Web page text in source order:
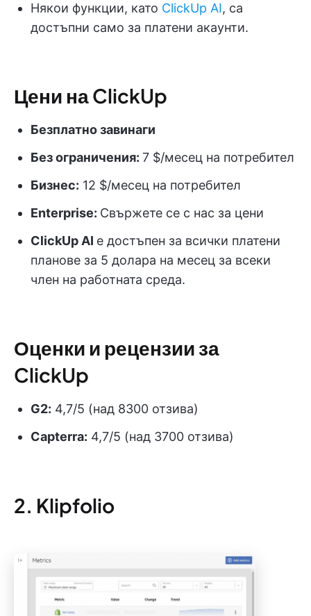
Някои функции, като ClickUp AI, са
достъпни само за платени акаунти.
Цени на ClickUp
Безплатно завинаги
Без ограничения: 7 $/месец на потребител
Бизнес: 12 $/месец на потребител
Enterprise: Свържете се с нас за цени
ClickUp AI е достъпен за всички платени
планове за 5 долара на месец за всеки
член на работната среда.
Оценки и рецензии за
ClickUp
G2: 4,7/5 (над 8300 отзива)
Capterra: 4,7/5 (над 3700 отзива)
2. Klipfolio